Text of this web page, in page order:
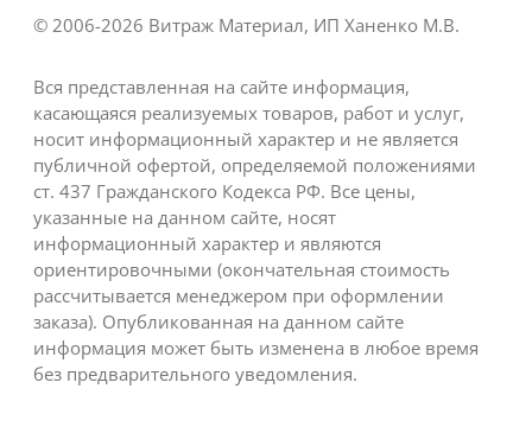
© 2006-2026 Витраж Материал, ИП Ханенко М.В.
Вся представленная на сайте информация,
касающаяся реализуемых товаров, работ и услуг,
носит информационный характер и не является
публичной офертой, определяемой положениями
ст. 437 Гражданского Кодекса РФ. Все цены,
указанные на данном сайте, носят
информационный характер и являются
ориентировочными (окончательная стоимость
рассчитывается менеджером при оформлении
заказа). Опубликованная на данном сайте
информация может быть изменена в любое время
без предварительного уведомления.